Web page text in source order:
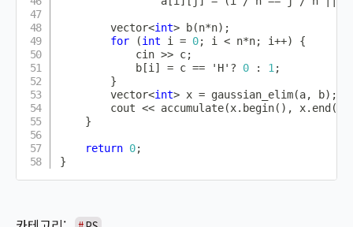
        vector
<int> b(n*n) ;
for
(int i = 0; i < n*n; i++)
{
            cin
>> c;
            b
[i ] = c == 'H' ? 0 : 1 ;
}
        vector
<int> x = gaussian_elim(a, b) ;
        cout
<< accumulate(x. begin( ) , x. end(
}
return 0;
}